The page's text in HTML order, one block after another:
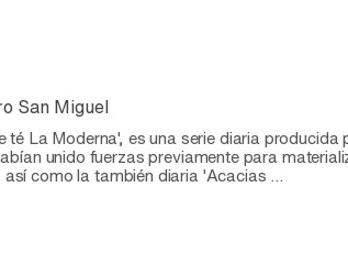
San Miguel
La Moderna', es una serie diaria producida
unido fuerzas previamente para
como la también diaria 'Acacias ...